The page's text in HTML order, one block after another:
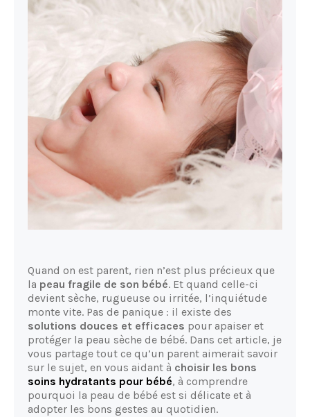
Quand on est parent, rien n’est plus précieux que
la peau fragile de son bébé. Et quand celle-ci
devient sèche, rugueuse ou irritée, l’inquiétude
monte vite. Pas de panique : il existe des
solutions douces et efficaces pour apaiser et
protéger la peau sèche de bébé. Dans cet article, je
vous partage tout ce qu’un parent aimerait savoir
sur le sujet, en vous aidant à choisir les bons
soins hydratants pour bébé, à comprendre
pourquoi la peau de bébé est si délicate et à
adopter les bons gestes au quotidien.